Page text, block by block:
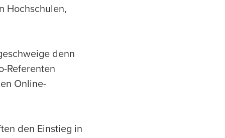
Hochschulen,
denn
Referenten
Online-
den Einstieg in